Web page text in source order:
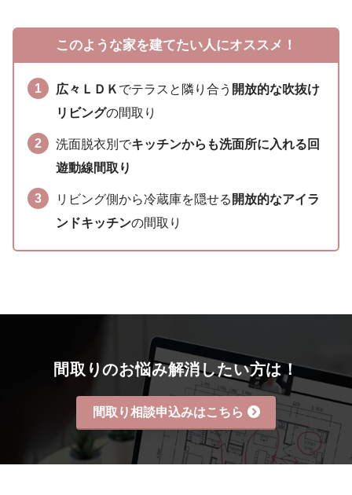
このような家を建てたい人にオススメ！
広々ＬＤＫ でテラスと隣り合う 開放的な吹抜け
リビングの間取り
洗面脱衣別でキッチンからも洗面所に入れる回
遊動線間取り
リビング側から冷蔵庫を隠せる 開放的なアイラ
ンドキッチンの間取り
間取りのお悩み解消したい方は！
間取り相談申込みはこちら